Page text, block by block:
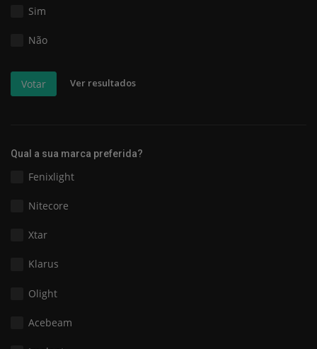
Sim
Não
Votar Ver resultados
Qual a sua marca preferida?
Fenixlight
Nitecore
Xtar
Klarus
Olight
Acebeam